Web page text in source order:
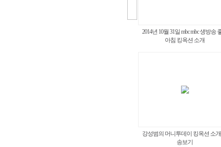
2014년 10월 31일 mbc mbc 생방송
아침 킹옥션 소개
강성범의 머니투데이 킹옥션 소
송보기